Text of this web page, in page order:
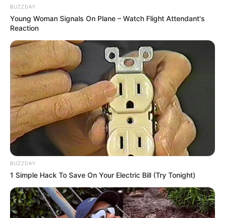
BUZZDAY
Young Woman Signals On Plane – Watch Flight Attendant's
Reaction
BUZZDAY
1 Simple Hack To Save On Your Electric Bill (Try Tonight)